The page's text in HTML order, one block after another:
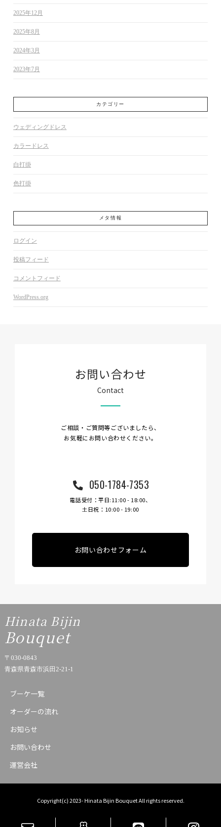
2025年12月
2025年8月
2024年3月
2023年7月
カテゴリー
ウェディングドレス
カラードレス
白打掛
色打掛
メタ情報
ログイン
投稿フィード
コメントフィード
WordPress.org
お問い合わせ
Contact
ご相談・ご質問等ございましたら、
お気軽にお問い合わせください。
050-1784-7353
電話受付：平日:11:00 - 18:00、
土日祝：10:00 - 19:00
お問い合わせフォーム
Hinata Bijin
Bouquet
〒030-0843
青森県青森市浜田2-21-1
ブーケ一覧
オーダーの流れ
お知らせ
お問い合わせ
運営会社
Copyright(c) 2023- Hinata Bijin Bouquet All rights reserved.